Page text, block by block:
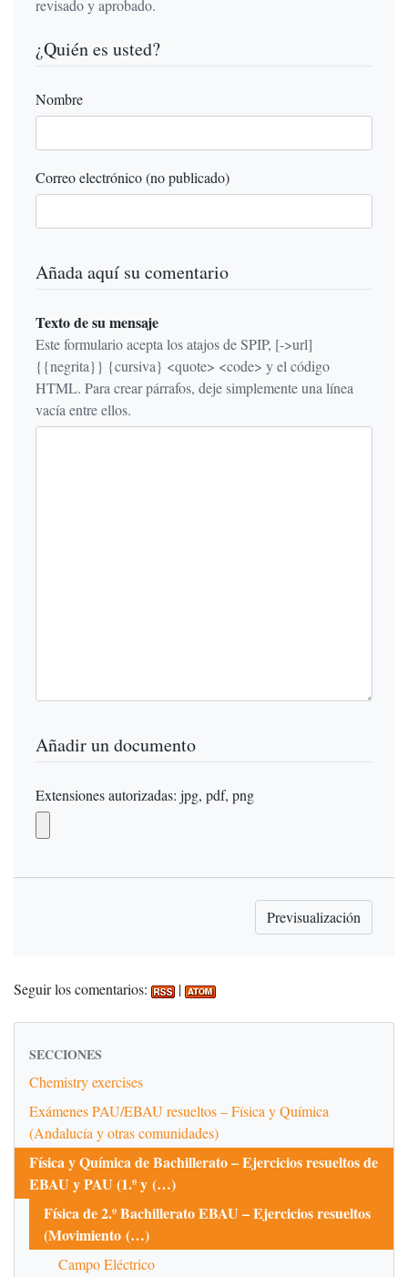
revisado y aprobado.
¿Quién es usted?
Nombre
Correo electrónico (no publicado)
Añada aquí su comentario
Texto de su mensaje
Este formulario acepta los atajos de SPIP, [->url]
{{negrita}} {cursiva} <quote> <code> y el código
HTML. Para crear párrafos, deje simplemente una línea
vacía entre ellos.
Añadir un documento
Extensiones autorizadas: jpg, pdf, png
Seguir los comentarios: |
SECCIONES
Chemistry exercises
Exámenes PAU/EBAU resueltos – Física y Química
(Andalucía y otras comunidades)
Física y Química de Bachillerato – Ejercicios resueltos de
EBAU y PAU (1.º y (…)
Física de 2.º Bachillerato EBAU – Ejercicios resueltos
(Movimiento (…)
Campo Eléctrico